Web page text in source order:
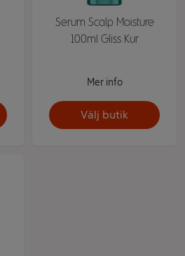
Serum Scalp Moisture
100ml Gliss Kur
Mer info
Välj butik